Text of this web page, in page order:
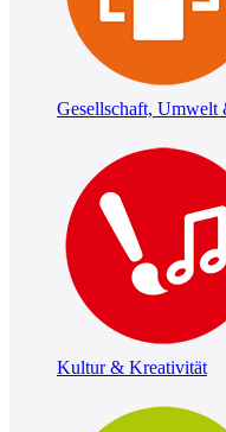
Gesellschaft, Umwelt
Kultur & Kreativität